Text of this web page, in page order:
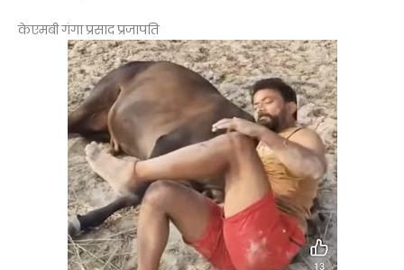
केएमबी गंगा प्रसाद प्रजापति